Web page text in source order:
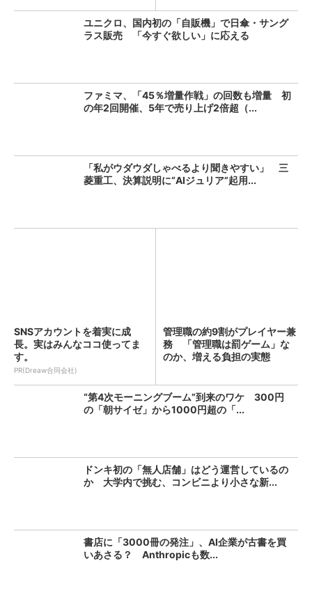
ユニクロ、国内初の「自販機」で日傘・サング
ラス販売 「今すぐ欲しい」に応える
ファミマ、「45％増量作戦」の回数も増量 初
の年2回開催、5年で売り上げ2倍超（...
「私がウダウダしゃべるより聞きやすい」 三
菱重工、決算説明に“AIジュリア”起用...
SNSアカウントを着実に成
長。実はみんなココ使ってま
す。
PR(Dreaw合同会社)
管理職の約9割がプレイヤー兼
務 「管理職は罰ゲーム」な
のか、増える負担の実態
“第4次モーニングブーム”到来のワケ 300円
の「朝サイゼ」から1000円超の「...
ドンキ初の「無人店舗」はどう運営しているの
か 大学内で挑む、コンビニより小さな新...
書店に「3000冊の発注」、AI企業が古書を買
いあさる？ Anthropicも数...